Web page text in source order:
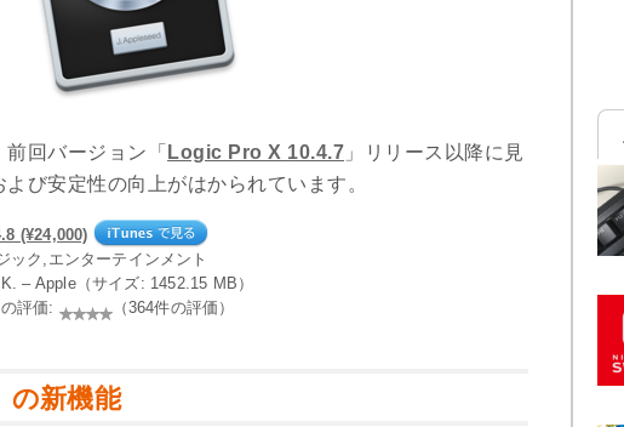
回バージョン「 Logic Pro X 10.4.7 」リリース以降に見
び安定性の向上がはかられています。
(¥24,000)
ック,エンターテインメント
– Apple（サイズ: 1452.15 MB）
評価:
（364件の評価）
の新機能